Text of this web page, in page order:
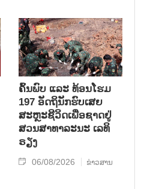
ຄົ້ນ​ພົບ ແລະ ທ້ອນ​ໂຮມ
197 ອັດ​ຖິ​ນັກ​ຮົບ​ເສຍ​
ສະຫຼະ​ຊີ​ວິດ​ເພື່ອ​ຊາດ​ຢູ່​
ສວນ​ສາ​ທາ​ລະ​ນະ ເລ​ທິ​
ຣຽງ
06/08/2026 ຂ່າວສານ